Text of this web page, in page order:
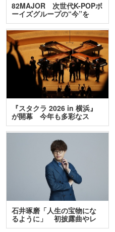
82MAJOR 次世代K-POPボ
ーイズグループの“今”を
訊…
『スタクラ 2026 in 横浜』
が開幕 今年も多彩なス
テ…
石井琢磨「人生の宝物にな
るように」 初披露曲やレ
ア…